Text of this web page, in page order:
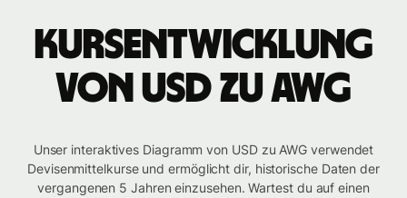
Kursentwicklung
von USD zu AWG
Unser interaktives Diagramm von USD zu AWG verwendet
Devisenmittelkurse und ermöglicht dir, historische Daten der
vergangenen 5 Jahren einzusehen. Wartest du auf einen